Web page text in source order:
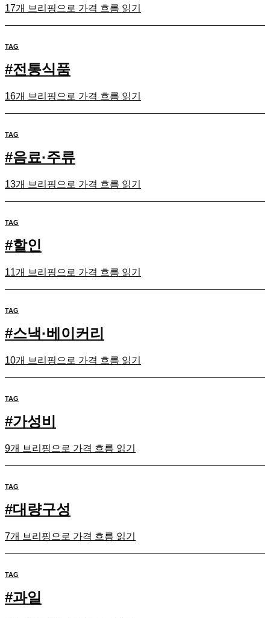
17개 브리핑으로 가격 흐름 읽기
TAG
#전통식품
16개 브리핑으로 가격 흐름 읽기
TAG
#음료·주류
13개 브리핑으로 가격 흐름 읽기
TAG
#할인
11개 브리핑으로 가격 흐름 읽기
TAG
#스낵·베이커리
10개 브리핑으로 가격 흐름 읽기
TAG
#가성비
9개 브리핑으로 가격 흐름 읽기
TAG
#대량구성
7개 브리핑으로 가격 흐름 읽기
TAG
#과일